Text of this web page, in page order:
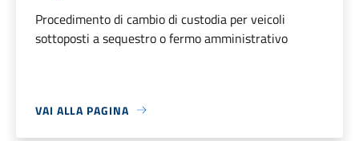
Procedimento di cambio di custodia per veicoli
sottoposti a sequestro o fermo amministrativo
VAI ALLA PAGINA